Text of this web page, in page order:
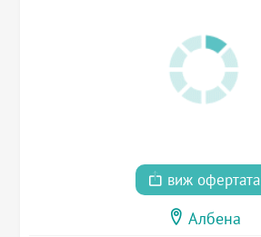
виж офертата
Албена